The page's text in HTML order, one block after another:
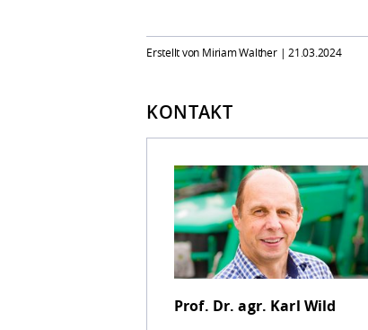
Erstellt von Miriam Walther | 21.03.2024
KONTAKT
Prof. Dr. agr. Karl Wild